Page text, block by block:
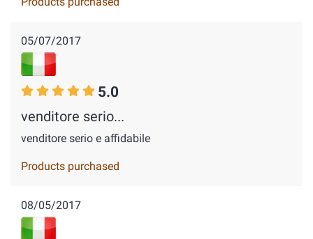
05/07/2017
5.0
venditore serio...
venditore serio e affidabile
Products purchased
08/05/2017